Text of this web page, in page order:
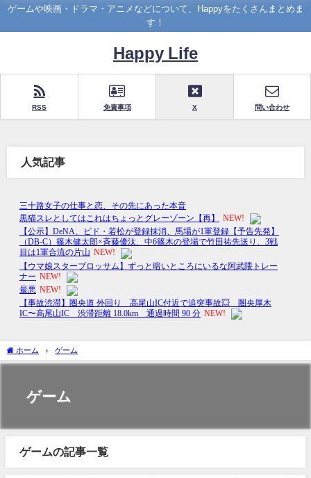
ゲームや映画・ドラマ・アニメなどについて、Happyをたくさんまとめま
す！
Happy Life
RSS 免責事項 X 問い合わせ
人気記事
ホーム ゲーム
ゲーム
ゲームの記事一覧